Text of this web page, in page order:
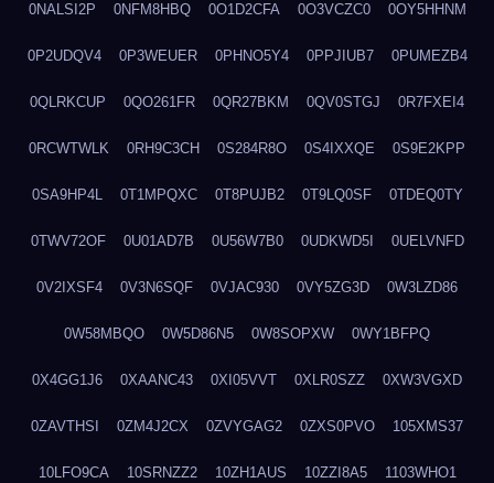
0NALSI2P 0NFM8HBQ 0O1D2CFA 0O3VCZC0 0OY5HHNM
0P2UDQV4 0P3WEUER 0PHNO5Y4 0PPJIUB7 0PUMEZB4
0QLRKCUP 0QO261FR 0QR27BKM 0QV0STGJ 0R7FXEI4
0RCWTWLK 0RH9C3CH 0S284R8O 0S4IXXQE 0S9E2KPP
0SA9HP4L 0T1MPQXC 0T8PUJB2 0T9LQ0SF 0TDEQ0TY
0TWV72OF 0U01AD7B 0U56W7B0 0UDKWD5I 0UELVNFD
0V2IXSF4 0V3N6SQF 0VJAC930 0VY5ZG3D 0W3LZD86
0W58MBQO 0W5D86N5 0W8SOPXW 0WY1BFPQ
0X4GG1J6 0XAANC43 0XI05VVT 0XLR0SZZ 0XW3VGXD
0ZAVTHSI 0ZM4J2CX 0ZVYGAG2 0ZXS0PVO 105XMS37
10LFO9CA 10SRNZZ2 10ZH1AUS 10ZZI8A5 1103WHO1